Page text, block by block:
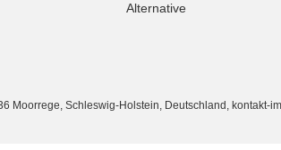
Alternative
Moorrege, Schleswig-Holstein, Deutschland, kontakt-